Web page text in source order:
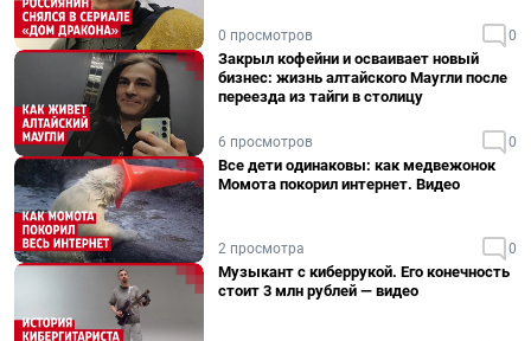
0 просмотров 0
Закрыл кофейни и осваивает новый
бизнес: жизнь алтайского Маугли после
переезда из тайги в столицу
6 просмотров 0
Все дети одинаковы: как медвежонок
Момота покорил интернет. Видео
2 просмотра 0
Музыкант с киберрукой. Его конечность
стоит 3 млн рублей — видео